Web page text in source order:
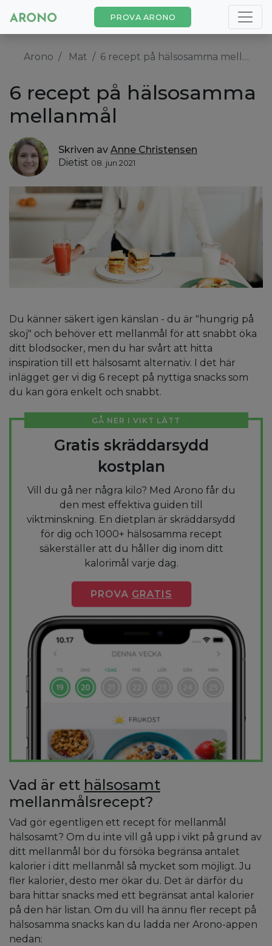
PROVA ARONO
Arono Mat 6 recept på hälsosamma mellanmål
6 recept på hälsosamma
mellanmål
Skriven av Anne Christensen
Dietist 08. jun 2021
Du känner säkert igen känslan - du är "hungrig på
skoj" och behöver ett mellanmål för att snabbt öka
ditt blodsocker, men du har svårt att hitta
inspiration till ett hälsosamt alternativ. I det här
inlägget ger vi dig 6 recept på nyttiga snacks som
du kan göra enkelt och snabbt.
GÅ NER I VIKT LÄTT
Gratis skräddarsydd
kostplan
Vill du gå ner några kilo? Med Arono får du
den mest effektiva guiden till
viktminskning. En dietplan är skräddarsydd
för dig och 1000+ hälsosamma recept
säkerställer att du håller dig inom ditt
kalorimål varje dag.
PROVA GRATIS
Vad är ett hälsosamt
mellanmålsrecept?
Vad gör egentligen ett recept för mellanmål
hälsosamt? Om du inte vill gå upp i vikt på grund av
ditt mellanmål bör du försöka begränsa antalet
kalorier i ditt mellanmål så mycket som möjligt. Ju
fler kalorier, desto mer ökar du. Det är därför du
bara hittar snacks med ett begränsat antal kalorier
på den här listan. Om du vill ha ännu fler recept på
hälsosamma snacks kan du ladda ner Arono-appen
nedan: